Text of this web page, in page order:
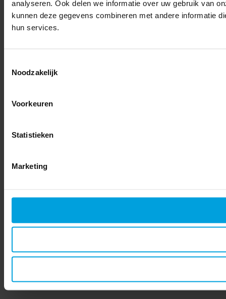
analyseren. Ook delen we informatie over uw gebruik van
kunnen deze gegevens combineren met andere informatie
hun services.
Noodzakelijk
Voorkeuren
Statistieken
Marketing